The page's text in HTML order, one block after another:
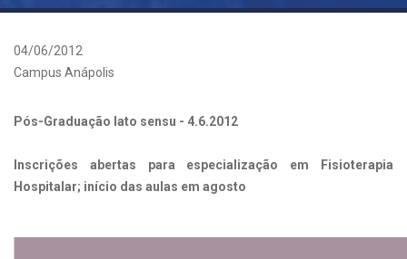
04/06/2012
Campus Anápolis
Pós-Graduação lato sensu - 4.6.2012
Inscrições abertas para especialização em Fisioterapia
Hospitalar; início das aulas em agosto